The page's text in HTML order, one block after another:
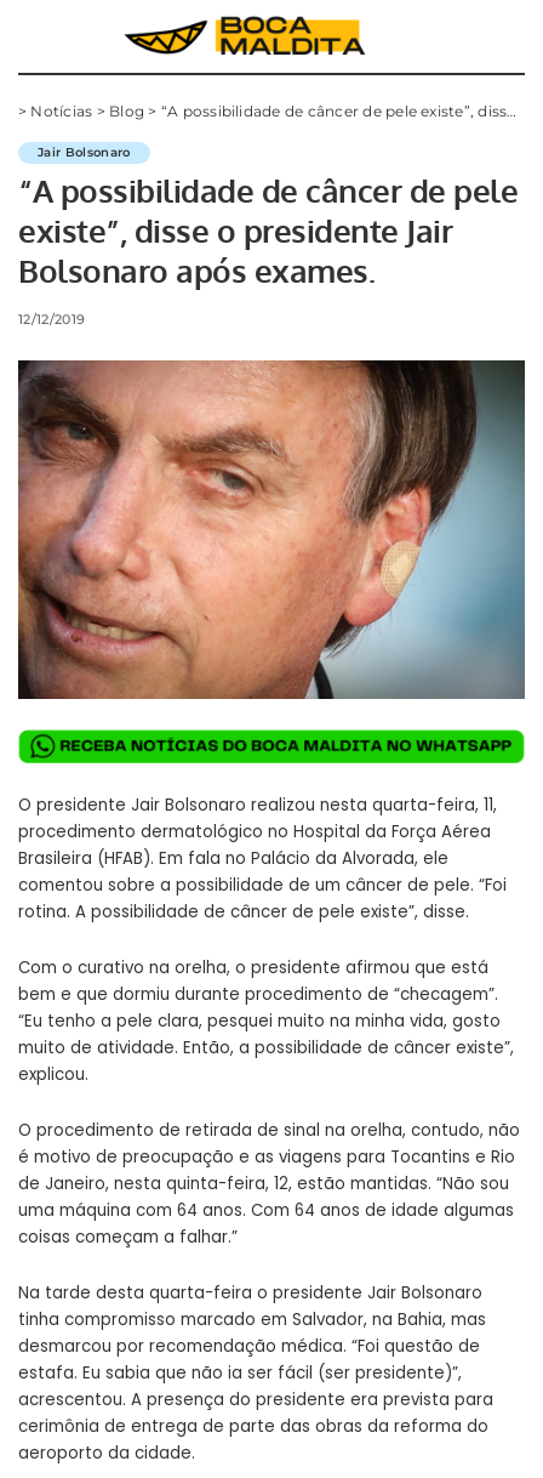
> Notícias > Blog > “A possibilidade de câncer de pele existe”, disse o presidente Jair Bolsonaro após exames.
Jair Bolsonaro
“A possibilidade de câncer de pele
existe”, disse o presidente Jair
Bolsonaro após exames.
12/12/2019
O presidente Jair Bolsonaro realizou nesta quarta-feira, 11,
procedimento dermatológico no Hospital da Força Aérea
Brasileira (HFAB). Em fala no Palácio da Alvorada, ele
comentou sobre a possibilidade de um câncer de pele. “Foi
rotina. A possibilidade de câncer de pele existe”, disse.
Com o curativo na orelha, o presidente afirmou que está
bem e que dormiu durante procedimento de “checagem”.
“Eu tenho a pele clara, pesquei muito na minha vida, gosto
muito de atividade. Então, a possibilidade de câncer existe”,
explicou.
O procedimento de retirada de sinal na orelha, contudo, não
é motivo de preocupação e as viagens para Tocantins e Rio
de Janeiro, nesta quinta-feira, 12, estão mantidas. “Não sou
uma máquina com 64 anos. Com 64 anos de idade algumas
coisas começam a falhar.”
Na tarde desta quarta-feira o presidente Jair Bolsonaro
tinha compromisso marcado em Salvador, na Bahia, mas
desmarcou por recomendação médica. “Foi questão de
estafa. Eu sabia que não ia ser fácil (ser presidente)”,
acrescentou. A presença do presidente era prevista para
cerimônia de entrega de parte das obras da reforma do
aeroporto da cidade.